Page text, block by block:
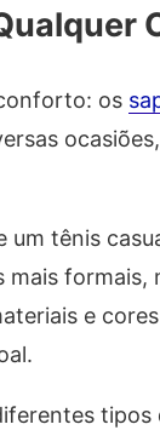
os
tênis
mais
e